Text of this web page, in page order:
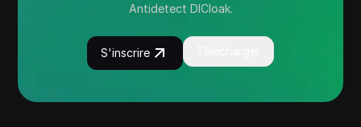
Antidetect DICloak.
S'inscrire